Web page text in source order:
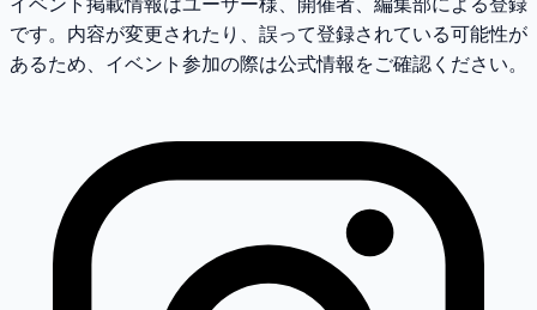
イベント掲載情報はユーザー様、開催者、編集部による登録
です。内容が変更されたり、誤って登録されている可能性が
あるため、イベント参加の際は公式情報をご確認ください。